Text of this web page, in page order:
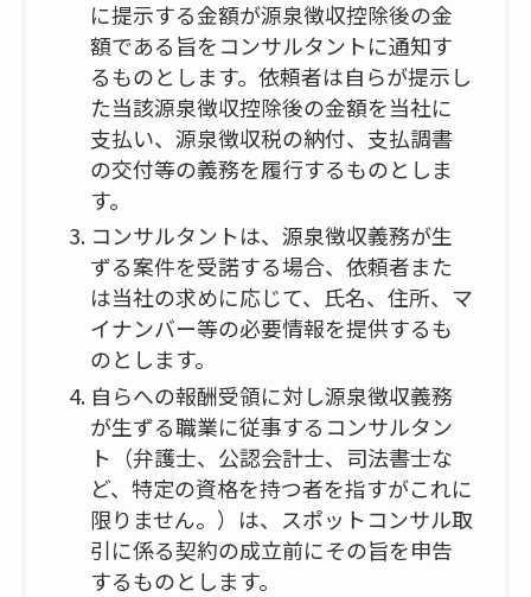
に提示する金額が源泉徴収控除後の金
額である旨をコンサルタントに通知す
るものとします。依頼者は自らが提示し
た当該源泉徴収控除後の金額を当社に
支払い、源泉徴収税の納付、支払調書
の交付等の義務を履行するものとしま
す。
コンサルタントは、源泉徴収義務が生
ずる案件を受諾する場合、依頼者また
は当社の求めに応じて、氏名、住所、マ
イナンバー等の必要情報を提供するも
のとします。
自らへの報酬受領に対し源泉徴収義務
が生ずる職業に従事するコンサルタン
ト（弁護士、公認会計士、司法書士な
ど、特定の資格を持つ者を指すがこれに
限りません。）は、スポットコンサル取
引に係る契約の成立前にその旨を申告
するものとします。